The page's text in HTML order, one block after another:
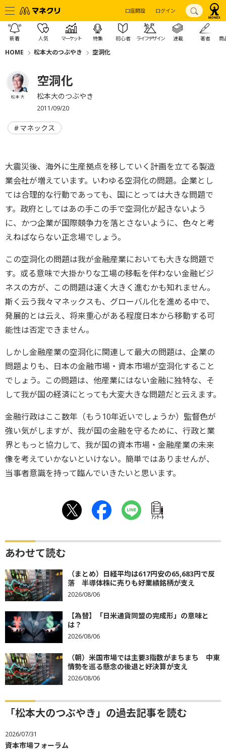
口座開設 ログイン
新着 人気 マーケット 特集 初心者 ライフデザイン 連載 著者 商
HOME 松本大のつぶやき 空洞化
松本 大
空洞化
松本大のつぶやき
2011/09/20
マネックス
大震災後、海外に生産拠点を移していく計画を立てる製造
業会社が増えています。いわゆる空洞化の問題。企業とし
ては合理的な行動であっても、国にとっては大きな問題で
す。政府としてはあの手この手で空洞化が起きないよう
に、かつ企業が国際競争力を落とさないように、色々と考
えねばならない正念場でしょう。
この空洞化の問題は我が金融産業においても大きな問題で
す。或る意味で大掛かりな工場の移転を伴わない金融ビジ
ネスの方が、この問題は速く大きく進むかも知れません。
斯く云う我々マネックスも、グローバル化を進める中で、
発展的とは云え、将来重心がある程度日本から移動する可
能性は否定できません。
しかし金融産業の空洞化に関連して最大の問題は、企業の
問題よりも、日本の金融市場・資本市場が空洞化すること
でしょう。この問題は、他産業にはない金融に独特な、そ
して我が国の経済にとっても大変大きな問題だと云えます。
金融行政はここ数年（もう10年近いでしょうか）監督色が
強い気がしますが、我が国の金融を守るために、行政と業
界ともっと協力して、我が国の資本市場・金融産業の未来
像を考えていかないといけない。簡単ではありませんが、
当事者意識を持って臨んでいきたいと思います。
ｱﾝｹｰﾄ
あわせて読む
（まとめ）日経平均は617円安の65,683円で反
落 半導体株に売りも好業績銘柄が支え
2026/08/06
【為替】「日米通貨同盟の完成形」の意味と
は？
2026/08/06
（朝）米国市場では主要3指数がまちまち 中東
情勢を巡る懸念の後退と好決算が支え
2026/08/06
「松本大のつぶやき」の過去記事を読む
2026/07/31
資本市場フォーラム